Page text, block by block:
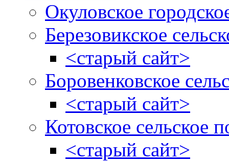
Окуловское
Березовикское
<старый сайт>
Боровенковское
<старый сайт>
Котовское сельское
<старый сайт>